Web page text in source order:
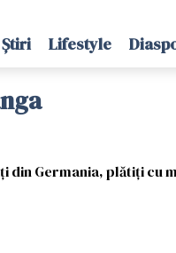
Știri Lifestyle
din Germania, plătiți cu